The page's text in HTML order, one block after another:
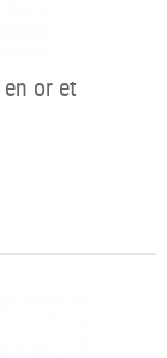
or et